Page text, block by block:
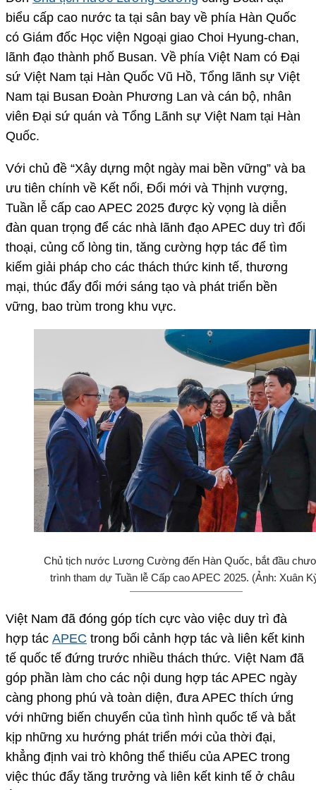
biểu cấp cao nước ta tại sân bay về phía Hàn Quốc
có Giám đốc Học viện Ngoại giao Choi Hyung-chan,
lãnh đạo thành phố Busan. Về phía Việt Nam có Đại
sứ Việt Nam tại Hàn Quốc Vũ Hồ, Tổng lãnh sự Việt
Nam tại Busan Đoàn Phương Lan và cán bộ, nhân
viên Đại sứ quán và Tổng Lãnh sự Việt Nam tại Hàn
Quốc.
Với chủ đề “Xây dựng một ngày mai bền vững” và ba
ưu tiên chính về Kết nối, Đổi mới và Thịnh vượng,
Tuần lễ cấp cao APEC 2025 được kỳ vọng là diễn
đàn quan trọng để các nhà lãnh đạo APEC duy trì đối
thoại, củng cố lòng tin, tăng cường hợp tác để tìm
kiếm giải pháp cho các thách thức kinh tế, thương
mại, thúc đẩy đổi mới sáng tạo và phát triển bền
vững, bao trùm trong khu vực.
Chủ tịch nước Lương Cường đến Hàn Quốc, bắt đầu
trình tham dự Tuần lễ Cấp cao APEC 2025. (Ảnh: Xuân
Việt Nam đã đóng góp tích cực vào việc duy trì đà
hợp tác APEC trong bối cảnh hợp tác và liên kết kinh
tế quốc tế đứng trước nhiều thách thức. Việt Nam đã
góp phần làm cho các nội dung hợp tác APEC ngày
càng phong phú và toàn diện, đưa APEC thích ứng
với những biến chuyển của tình hình quốc tế và bắt
kịp những xu hướng phát triển mới của thời đại,
khẳng định vai trò không thể thiếu của APEC trong
việc thúc đẩy tăng trưởng và liên kết kinh tế ở châu